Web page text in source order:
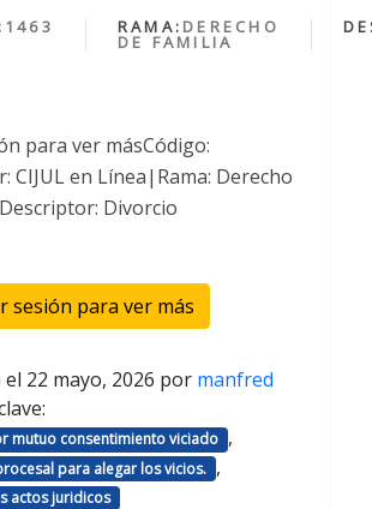
1463 RAMA: DERECHO
DE FAMILIA
para ver másCódigo:
CIJUL en Línea|Rama: Derecho
Divorcio
sesión para ver más
el 22 mayo, 2026 por manfred
mutuo consentimiento viciado ,
para alegar los vicios. ,
actos juridicos